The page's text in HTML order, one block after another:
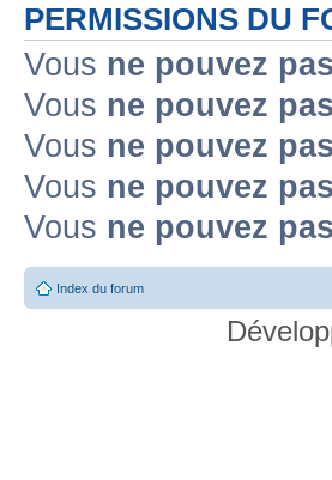
PERMISSIONS DU
Vous ne pouvez pas
Vous ne pouvez pas
Vous ne pouvez pas
Vous ne pouvez pas
Vous ne pouvez pas
Index du forum